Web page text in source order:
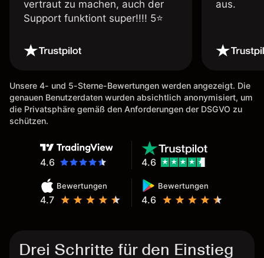
vertraut zu machen, auch der
Support funktiont super!!!! 5⭐️
aus.
Unsere 4- und 5-Sterne-Bewertungen werden angezeigt. Die
genauen Benutzerdaten wurden absichtlich anonymisiert, um
die Privatsphäre gemäß den Anforderungen der DSGVO zu
schützen.
4.6
Bewertungen
4.7
Bewertungen
4.6
4.6
Drei Schritte für den Einstieg